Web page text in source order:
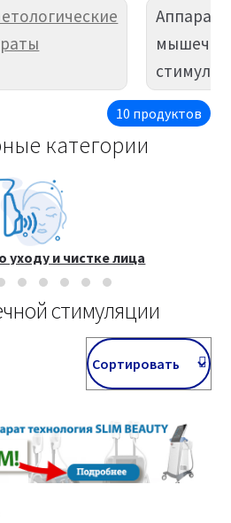
10 продуктов
категории
уходу и чистке лица
стимуляции